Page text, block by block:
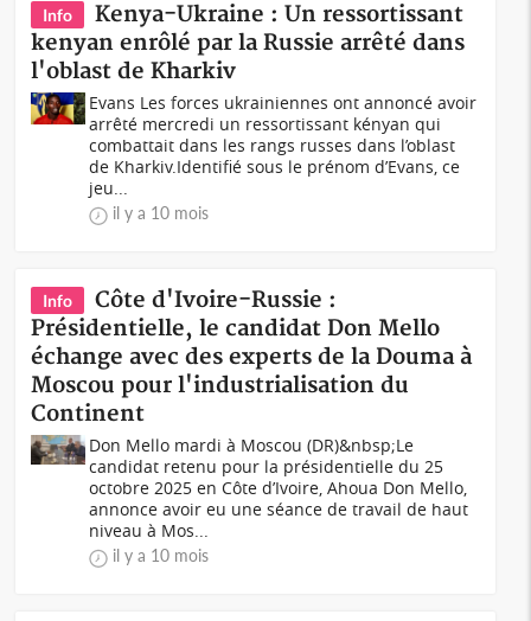
Info
Kenya-Ukraine : Un ressortissant
kenyan enrôlé par la Russie arrêté dans
l'oblast de Kharkiv
Evans Les forces ukrainiennes ont annoncé avoir
arrêté mercredi un ressortissant kényan qui
combattait dans les rangs russes dans l’oblast
de Kharkiv.Identifié sous le prénom d’Evans, ce
jeu...
il y a 10 mois
Info
Côte d'Ivoire-Russie :
Présidentielle, le candidat Don Mello
échange avec des experts de la Douma à
Moscou pour l'industrialisation du
Continent
Don Mello mardi à Moscou (DR)&nbsp;Le
candidat retenu pour la présidentielle du 25
octobre 2025 en Côte d’Ivoire, Ahoua Don Mello,
annonce avoir eu une séance de travail de haut
niveau à Mos...
il y a 10 mois